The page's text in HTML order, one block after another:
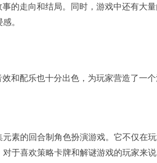
的走向和结局。同时，游戏中还有大
。
和配乐也十分出色，为玩家营造了一
素的回合制角色扮演游戏。它不仅在
于喜欢策略卡牌和解谜游戏的玩家来说